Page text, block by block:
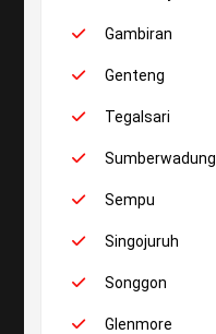
Gambiran
Genteng
Tegalsari
Sumberwadung
Sempu
Singojuruh
Songgon
Glenmore